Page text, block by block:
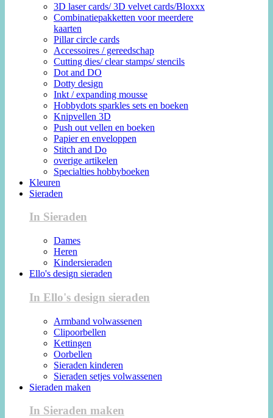
3D laser cards/ 3D velvet cards/Bloxxx
Combinatiepakketten voor meerdere
kaarten
Pillar circle cards
Accessoires / gereedschap
Cutting dies/ clear stamps/ stencils
Dot and DO
Dotty design
Inkt / expanding mousse
Hobbydots sparkles sets en boeken
Knipvellen 3D
Push out vellen en boeken
Papier en enveloppen
Stitch and Do
overige artikelen
Specialties hobbyboeken
Kleuren
Sieraden
In Sieraden
Dames
Heren
Kindersieraden
Ello's design sieraden
In Ello's design sieraden
Armband volwassenen
Clipoorbellen
Kettingen
Oorbellen
Sieraden kinderen
Sieraden setjes volwassenen
Sieraden maken
In Sieraden maken